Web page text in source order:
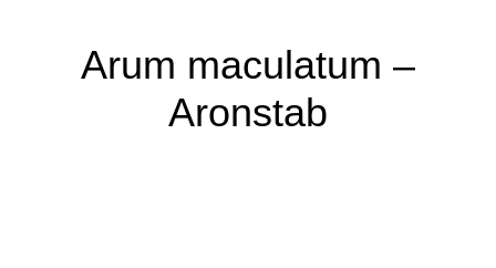
Arum maculatum –
Aronstab